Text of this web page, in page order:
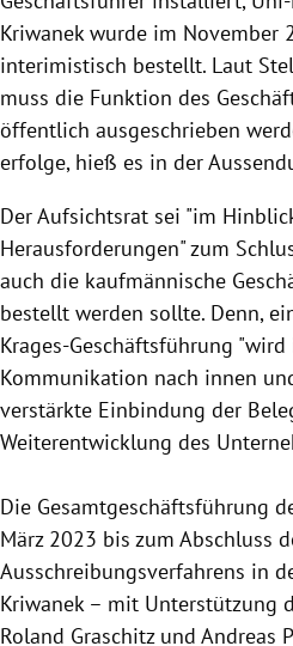
Kriwanek wurde im November
interimistisch bestellt. Laut
muss die Funktion des
öffentlich ausgeschrieben
erfolge, hieß es in der
Der Aufsichtsrat sei "im
Herausforderungen" zum
auch die kaufmännische
bestellt werden sollte. Denn,
Krages-Geschäftsführung
Kommunikation nach innen
verstärkte Einbindung der
Weiterentwicklung des
Die Gesamtgeschäftsführung
März 2023 bis zum Abschluss
Ausschreibungsverfahrens in
Kriwanek – mit Unterstützung
Roland Graschitz und Andreas